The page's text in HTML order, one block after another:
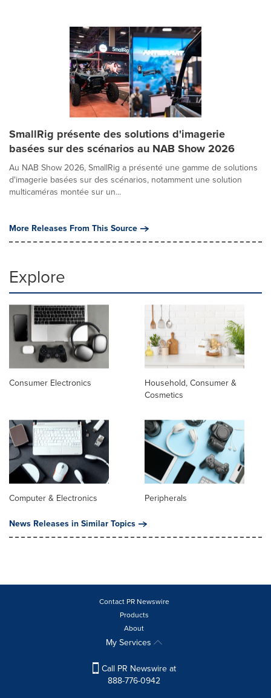
SmallRig présente des solutions d'imagerie
basées sur des scénarios au NAB Show 2026
Au NAB Show 2026, SmallRig a présenté une gamme de solutions
d'imagerie basées sur des scénarios, notamment une solution
multicaméras montée sur un...
More Releases From This Source
Explore
Consumer Electronics
Household, Consumer &
Cosmetics
Computer & Electronics
Peripherals
News Releases in Similar Topics
Contact PR Newswire
Products
About
My Services
Call PR Newswire at
888-776-0942